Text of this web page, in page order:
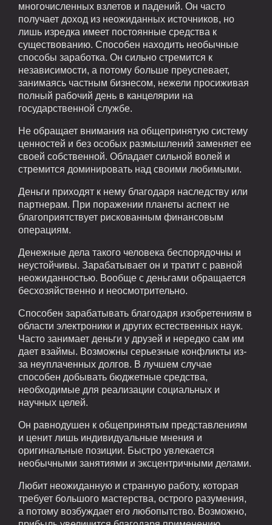
многочисленных взлетов и падений. Он часто
получает доход из неожиданных источников, но
лишь изредка имеет постоянные средства к
существованию. Способен находить необычные
способы заработка. Он сильно стремится к
независимости, а потому больше преуспевает,
занимаясь частным бизнесом, нежели просиживая
полный рабочий день в канцелярии на
государственной службе.
Не обращает внимания на общепринятую систему
ценностей и без особых размышлений заменяет ее
своей собственной. Обладает сильной волей и
стремится доминировать над своими любимыми.
Деньги приходят к нему благодаря наследству или
партнерам. При поражении планеты аспект не
благоприятствует рискованным финансовым
операциям.
Денежные дела такого человека беспорядочны и
неустойчивы. Зарабатывает он и тратит с равной
неожиданностью. Вообще с деньгами обращается
бесхозяйственно и неосмотрительно.
Способен зарабатывать благодаря изобретениям в
области электроники и других естественных наук.
Часто занимает деньги у друзей и нередко сам им
дает взаймы. Возможны серьезные конфликты из-
за неуплаченных долгов. В лучшем случае
способен добывать бюджетные средства,
необходимые для реализации социальных и
научных целей.
Он равнодушен к общепринятым представлениям
и ценит лишь индивидуальные мнения и
оригинальные позиции. Быстро увлекается
необычными занятиями и эксцентричными делами.
Любит неожиданную и странную работу, которая
требует большого мастерства, острого разумения,
а потому возбуждает его любопытство. Возможно,